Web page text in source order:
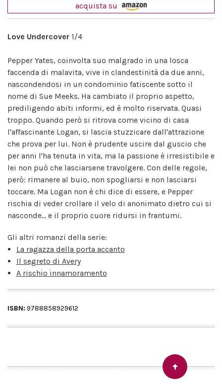
acquista su
Love Undercover 1/4
Pepper Yates, coinvolta suo malgrado in una losca
faccenda di malavita, vive in clandestinità da due anni,
nascondendosi in un condominio fatiscente sotto il
nome di Sue Meeks. Ha cambiato il proprio aspetto,
prediligendo abiti informi, ed è molto riservata. Quasi
troppo. Quando però si ritrova come vicino di casa
l'affascinante Logan, si lascia stuzzicare dall'attrazione
che prova per lui. Non è prudente uscire dal guscio che
per anni l'ha tenuta in vita, ma la passione è irresistibile e
lei non può che lasciarsene travolgere. Con delle regole,
però: rimanere al buio, non spogliarsi e non lasciarsi
toccare. Ma Logan non è chi dice di essere, e Pepper
rischia di veder crollare il velo di anonimato dietro cui si
nasconde... e il proprio cuore ridursi in frantumi.
Gli altri romanzi della serie:
La ragazza della porta accanto
Il segreto di Avery
A rischio innamoramento
ISBN: 9788858929612